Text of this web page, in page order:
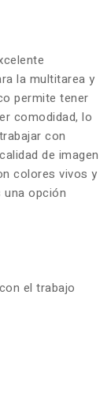
la multitarea y
permite tener
comodidad, lo
con
de imagen
colores vivos y
una opción
el trabajo